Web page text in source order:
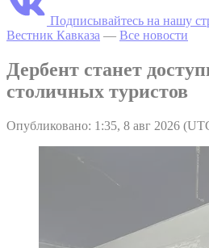
Подписывайтесь на нашу
Вестник Кавказа — Все новости
Дербент станет
столичных туристов
Опубликовано: 1:35, 8 авг 2026